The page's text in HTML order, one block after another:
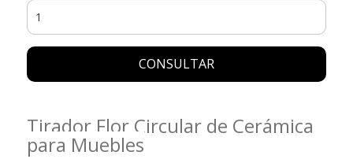
CONSULTAR
Tirador Flor Circular de Cerámica
para Muebles